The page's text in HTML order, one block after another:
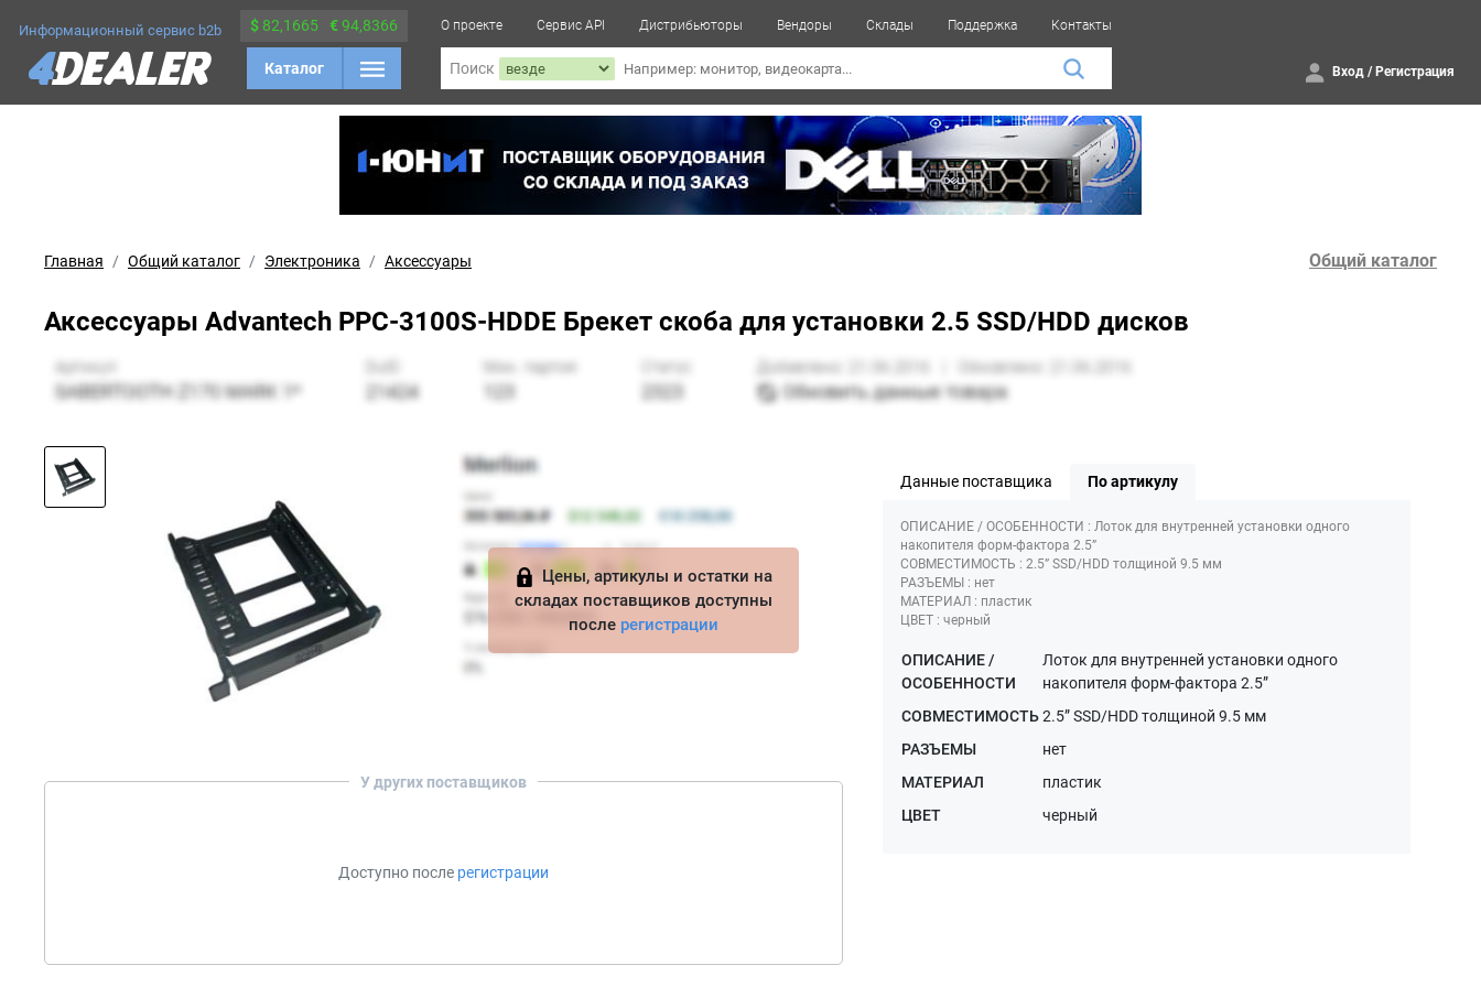
Информационный сервис b2b $ 82,1665 €94,8366
Каталог
О проекте Сервис API Дистрибьюторы Вендоры Склады Поддержка Контакты
Поиск Вход / Регистрация
Главная Общий каталог Электроника Аксессуары Общий каталог
Аксессуары Advantech PPC-3100S-HDDE Брекет скоба для установки 2.5 SSD/HDD дисков
Цены, артикулы и остатки на
складах поставщиков доступны
после регистрации
У других поставщиков
Доступно после регистрации
Данные поставщика По артикулу
ОПИСАНИЕ / ОСОБЕННОСТИ : Лоток для внутренней установки одного
накопителя форм-фактора 2.5”
СОВМЕСТИМОСТЬ : 2.5” SSD/HDD толщиной 9.5 мм
РАЗЪЕМЫ : нет
МАТЕРИАЛ : пластик
ЦВЕТ : черный
ОПИСАНИЕ /
ОСОБЕННОСТИ
Лоток для внутренней установки одного
накопителя форм-фактора 2.5”
СОВМЕСТИМОСТЬ 2.5” SSD/HDD толщиной 9.5 мм
РАЗЪЕМЫ
нет
МАТЕРИАЛ
пластик
ЦВЕТ
черный